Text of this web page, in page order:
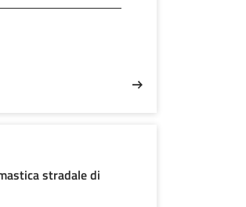
stradale di